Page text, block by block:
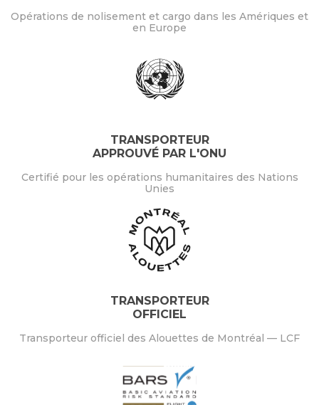
Opérations de nolisement et cargo dans les Amériques et
en Europe
TRANSPORTEUR
APPROUVÉ PAR L'ONU
Certifié pour les opérations humanitaires des Nations
Unies
TRANSPORTEUR
OFFICIEL
Transporteur officiel des Alouettes de Montréal — LCF